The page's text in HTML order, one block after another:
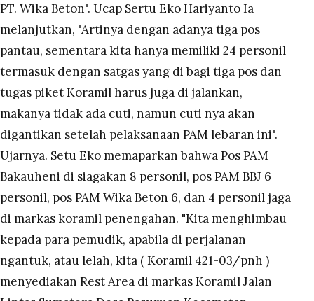
PT. Wika Beton". Ucap Sertu Eko Hariyanto Ia
melanjutkan, "Artinya dengan adanya tiga pos
pantau, sementara kita hanya memiliki 24 personil
termasuk dengan satgas yang di bagi tiga pos dan
tugas piket Koramil harus juga di jalankan,
makanya tidak ada cuti, namun cuti nya akan
digantikan setelah pelaksanaan PAM lebaran ini".
Ujarnya. Setu Eko memaparkan bahwa Pos PAM
Bakauheni di siagakan 8 personil, pos PAM BBJ 6
personil, pos PAM Wika Beton 6, dan 4 personil jaga
di markas koramil penengahan. "Kita menghimbau
kepada para pemudik, apabila di perjalanan
ngantuk, atau lelah, kita ( Koramil 421-03/pnh )
menyediakan Rest Area di markas Koramil Jalan